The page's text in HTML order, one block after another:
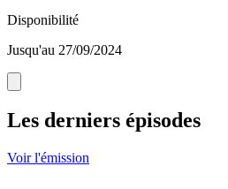
Disponibilité
Jusqu'au 27/09/2024
Les derniers épisodes
Voir l'émission